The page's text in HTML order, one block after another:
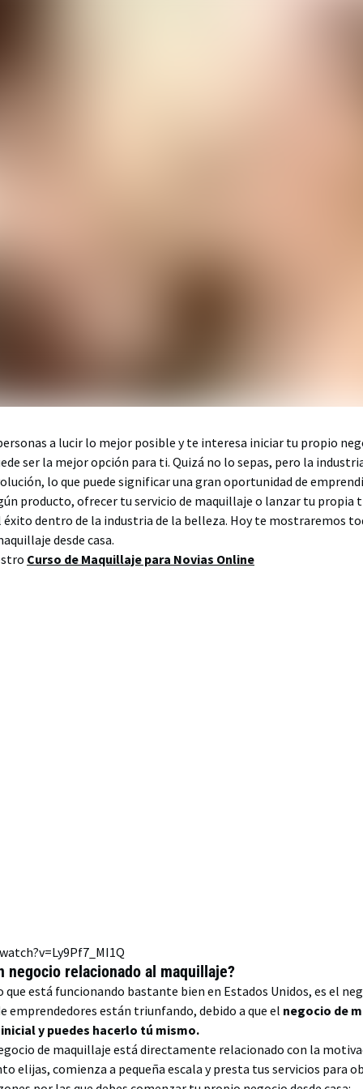
a lucir lo mejor posible y te interesa iniciar tu propio
ser la mejor opción para ti. Quizá no lo sepas, pero la
lo que puede significar una gran oportunidad de
producto, ofrecer tu servicio de maquillaje o lanzar tu propia
dentro de la industria de la belleza. Hoy te mostraremos
desde casa.
Curso de Maquillaje para Novias Online
negocio relacionado al maquillaje?
que está funcionando bastante bien en Estados Unidos, es el
emprendedores están triunfando, debido a que el negocio de
y puedes hacerlo tú mismo.
de maquillaje está directamente relacionado con la
elijas, comienza a pequeña escala y presta tus servicios para